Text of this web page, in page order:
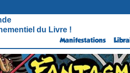
du Livre !
Manifestations